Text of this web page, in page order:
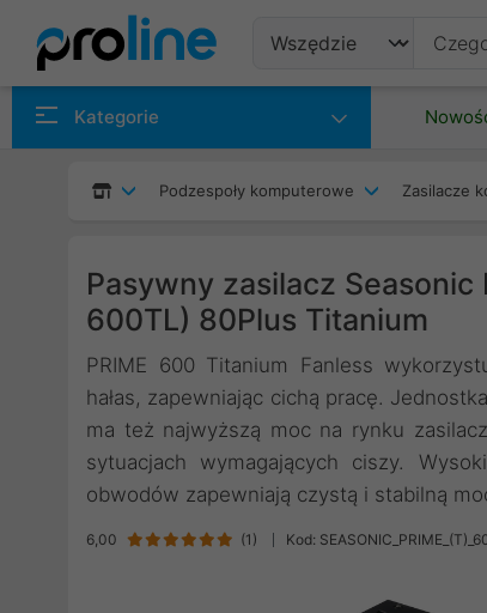
Kategorie
Podzespoły komputerowe Zasilacze
Pasywny zasilacz Seasonic
600TL) 80Plus Titanium
PRIME 600 Titanium Fanless
hałas, zapewniając cichą pracę.
ma też najwyższą moc na rynku
sytuacjach wymagających ciszy.
obwodów zapewniają czystą i stabilną
6,00 (1 ) Kod: